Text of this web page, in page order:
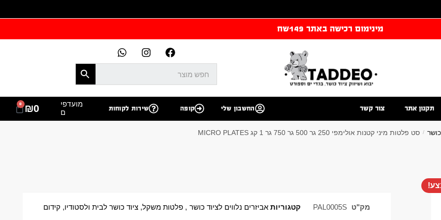
מינימום רכישה באתר 149שח
תקנון אתר צור קשר החשבון שלי קופה שירות לקוחות
מועדפי
ם
₪0
0
/ סט פלטות מיני קטנות אולימפי 250 גר 500 גר 750 גר 1 קג MICRO PLATES
מק"ט PAL0005S קטגוריות אביזרים נלווים לציוד כושר ,פלטות משקל,ציוד כושר לבית ולסטודיו, קידום